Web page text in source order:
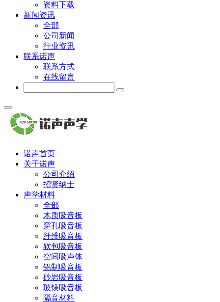
资料下载
新闻资讯
全部
公司新闻
行业资讯
联系诺声
联系方式
在线留言
诺声首页
关于诺声
公司介绍
招贤纳士
声学材料
全部
木质吸音板
穿孔吸音板
纤维吸音板
软包吸音板
空间吸声体
铝制吸音板
砂岩吸音板
玻镁吸音板
隔音材料